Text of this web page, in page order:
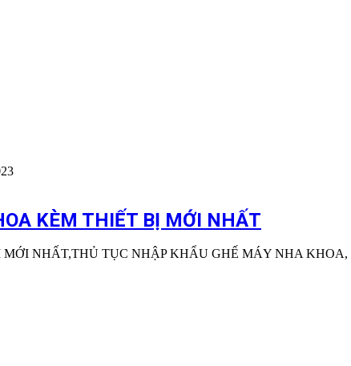
KÈM THIẾT BỊ MỚI NHẤT
NHẤT,THỦ TỤC NHẬP KHẨU GHẾ MÁY NHA KHOA,